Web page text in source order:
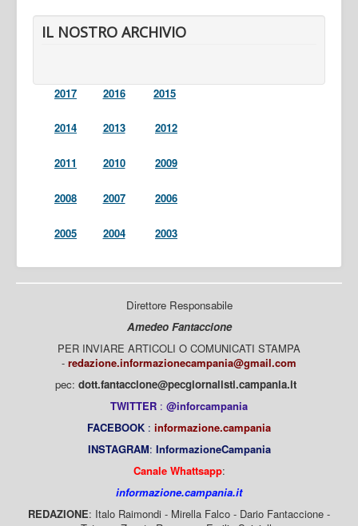
IL NOSTRO ARCHIVIO
2017 2016 2015
2014 2013 2012
2011 2010 2009
2008 2007 2006
2005 2004 2003
Direttore Responsabile
Amedeo Fantaccione
PER INVIARE ARTICOLI O COMUNICATI STAMPA
- redazione.informazionecampania@gmail.com
pec: dott.fantaccione@pecgiornalisti.campania.it
TWITTER : @inforcampania
FACEBOOK : informazione.campania
INSTAGRAM: InformazioneCampania
Canale Whattsapp:
informazione.campania.it
REDAZIONE: Italo Raimondi - Mirella Falco - Dario Fantaccione -